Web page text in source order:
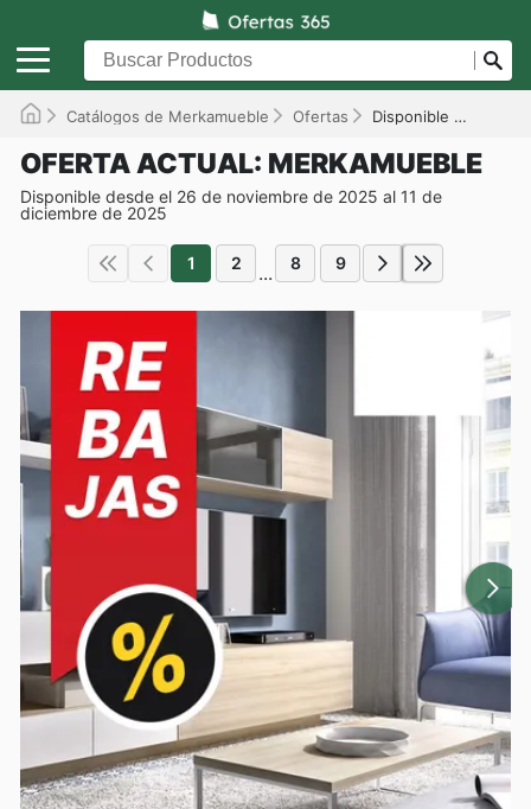
Catálogos de Merkamueble Ofertas Disponible hasta el 11/12/2025
OFERTA ACTUAL: MERKAMUEBLE
Disponible desde el 26 de noviembre de 2025 al 11 de
diciembre de 2025
1 2 ... 8 9